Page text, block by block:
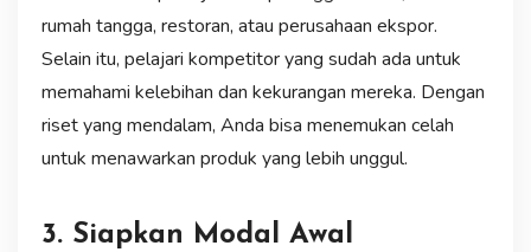
rumah tangga, restoran, atau perusahaan ekspor.
Selain itu, pelajari kompetitor yang sudah ada untuk
memahami kelebihan dan kekurangan mereka. Dengan
riset yang mendalam, Anda bisa menemukan celah
untuk menawarkan produk yang lebih unggul.
3. Siapkan Modal Awal